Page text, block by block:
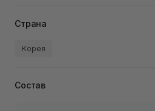
Страна
Корея
Состав